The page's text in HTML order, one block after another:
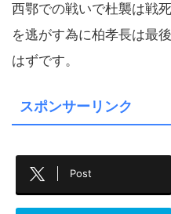
西鄂での戦いで杜襲は戦
を逃がす為に柏孝長は最
はずです。
スポンサーリンク
Post